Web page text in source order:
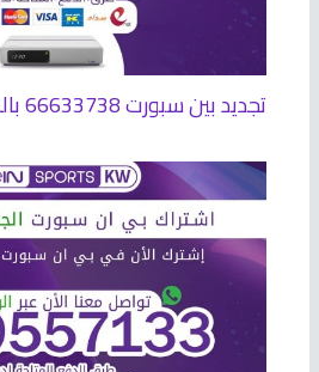
تجديد بين سبورت 66633738 بالكويت